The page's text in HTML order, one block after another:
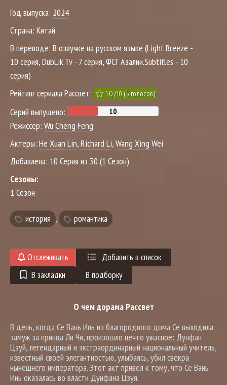
Год выпуска: 2024
Страна: Китай
В переводе: В озвучке на русском языке (Light Breeze -
10 серия, DubLik.Tv - 7 серия, ФСГ Азалии.Subtitles - 10
серия)
Рейтинг сериала Рассвет:
10/10(5голосов)
Серий выпущено:
Режиссер: Wu Cheng Feng
Актеры: He Xuan Lin,Richard Li,Wang Xing Wei
Добавлена: 10 Серия из 30 (1 Сезон)
Сезоны:
1 Сезон
история , романтика
Отслеживать
Добавить в список
В закладки
В подборку
О чем дорама Рассвет
В день, когда Се Вань Инь из благородного дома Се выходила
замуж за принца Ли Чи, произошло нечто ужасное: Дунфан
Цзуй, легендарный и экстраординарный национальный учитель,
известный своей элегантностью, улыбаясь, убил свекра
нынешнего императора. Этот акт привёл к тому, что Се Вань
Инь оказалась во власти Дунфана Цзуя.